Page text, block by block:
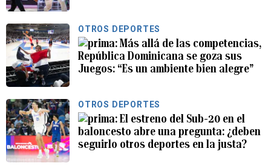
OTROS DEPORTES
Más allá de las competencias,
República Dominicana se goza sus
Juegos: “Es un ambiente bien alegre”
OTROS DEPORTES
El estreno del Sub-20 en el
baloncesto abre una pregunta: ¿deben
seguirlo otros deportes en la justa?